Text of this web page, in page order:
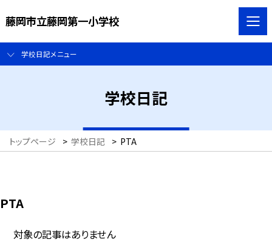
藤岡市立藤岡第一小学校
学校日記メニュー
学校日記
トップページ > 学校日記 > PTA
PTA
対象の記事はありません